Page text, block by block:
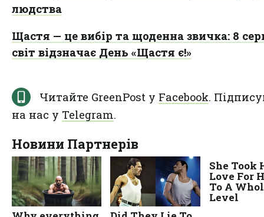
людства
Щастя — це вибір та щоденна звичка: 8
світ відзначає День «Щастя є!»
Читайте GreenPost у Facebook.
на нас у Telegram.